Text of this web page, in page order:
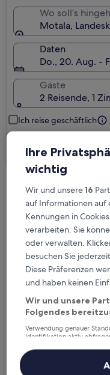
Wo soll’s
Motala,
Daten
Do., 20. Aug. -
Gäste
2 Reisende, 1
Ich reise geschäftlich
Kostenlose
Verdiene
Mehr sparen
Überprüfe die
Ihre
wichtig
Wir und unsere16
auf Informationen auf
Kennungen in
verarbeiten. Sie
oder verwalten.
besuchen Sie
Diese Präferenzen
und haben keinen
Wir und unsere
Folgendes
Verwendung genauer
Identifikation aktiv
Inhalte, Messung von
Zielgruppenforschung